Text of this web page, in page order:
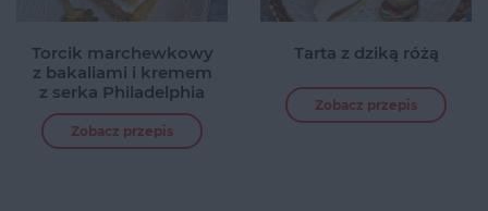
Torcik marchewkowy
z bakaliami i kremem
z serka Philadelphia
Zobacz przepis
Tarta z dziką różą
Zobacz przepis